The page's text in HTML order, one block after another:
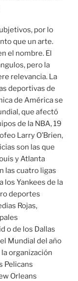
por lo
que un arte.
el nombre. El
pero la
relevancia. La
deportivas de
de América se
que afectó
de la NBA, 19
Larry O’Brien,
son las que
y Atlanta
las cuatro ligas
los Yankees de la
deportes
Rojas,
o de los Dallas
Mundial del año
organización
Pelicans
Orleans